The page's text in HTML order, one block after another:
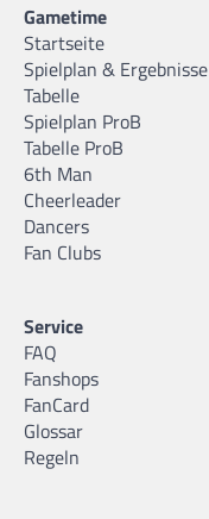
Gametime
Startseite
Spielplan & Ergebnisse
Tabelle
Spielplan ProB
Tabelle ProB
6th Man
Cheerleader
Dancers
Fan Clubs
Service
FAQ
Fanshops
FanCard
Glossar
Regeln